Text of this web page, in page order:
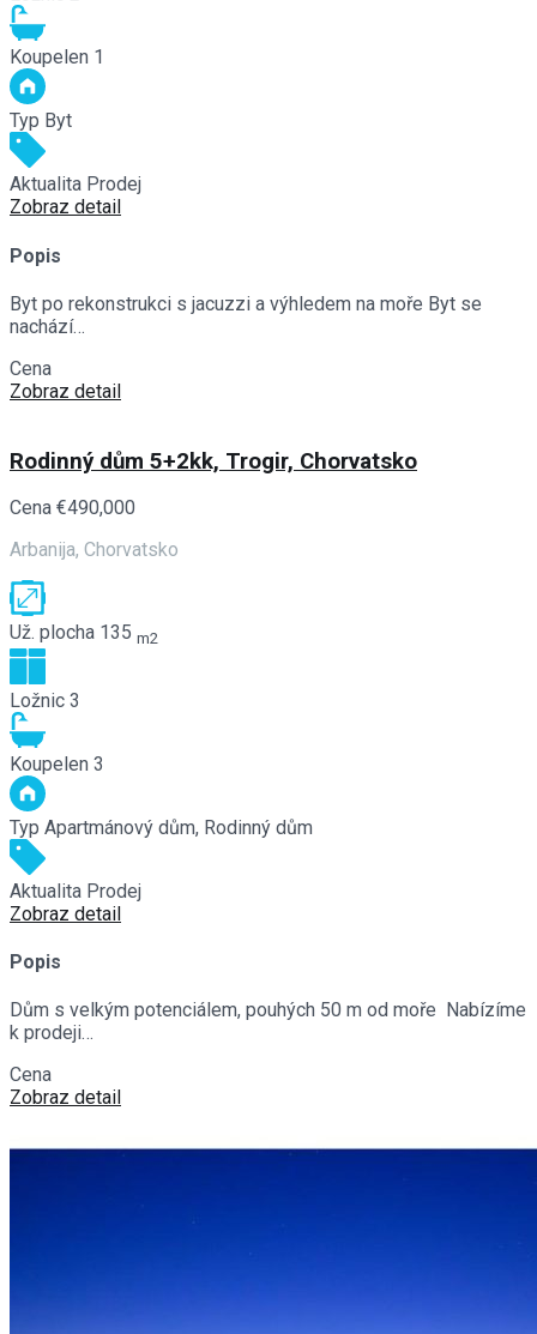
Koupelen 1
Typ Byt
Aktualita Prodej
Zobraz detail
Popis
Byt po rekonstrukci s jacuzzi a výhledem na moře Byt se
nachází…
Cena
Zobraz detail
Rodinný dům 5+2kk, Trogir, Chorvatsko
Cena €490,000
Arbanija, Chorvatsko
Už. plocha 135 m2
Ložnic 3
Koupelen 3
Typ Apartmánový dům, Rodinný dům
Aktualita Prodej
Zobraz detail
Popis
Dům s velkým potenciálem, pouhých 50 m od moře Nabízíme
k prodeji…
Cena
Zobraz detail